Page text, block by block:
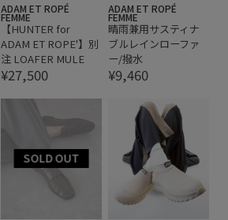
ADAM ET ROPÉ
FEMME
【HUNTER for
ADAM ET ROPE'】別
注 LOAFER MULE
¥27,500
ADAM ET ROPÉ
FEMME
晴雨兼用サスティナ
ブルレインローファ
ー/撥水
¥9,460